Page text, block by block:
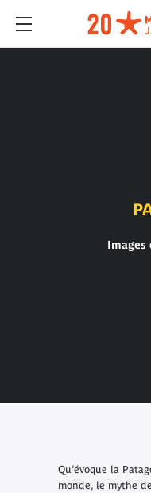
Images
Qu’évoque la
monde, le mythe